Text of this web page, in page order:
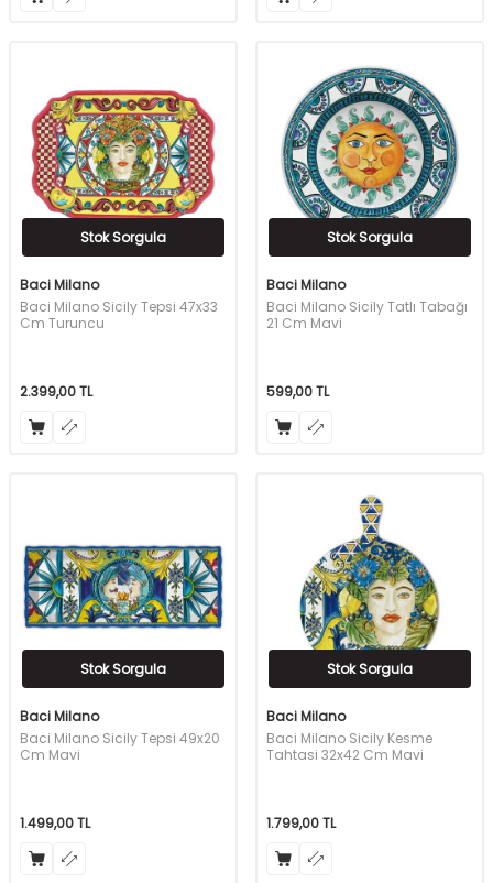
Stok Sorgula
Baci Milano
Baci Milano Sicily Tepsi 47x33
Cm Turuncu
2.399,00TL
Stok Sorgula
Baci Milano
Baci Milano Sicily Tatlı Tabağı
21 Cm Mavi
599,00TL
Stok Sorgula
Baci Milano
Baci Milano Sicily Tepsi 49x20
Cm Mavi
1.499,00TL
Stok Sorgula
Baci Milano
Baci Milano Sicily Kesme
Tahtasi 32x42 Cm Mavi
1.799,00TL